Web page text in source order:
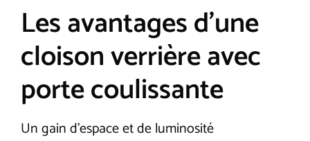
Les avantages d’une
cloison verrière avec
porte coulissante
Un gain d’espace et de luminosité